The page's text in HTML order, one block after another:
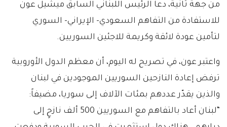
من جهة ثانية، دعا الرئيس اللبناني السابق ميشيل عون
للاستفادة من التفاهم السعودي- الإيراني- السوري
لتأمين عودة لائقة وكريمة للاجئين السوريين.
واعتبر عون، في تصريح له اليوم، أن معظم الدول الأوروبية
ترفض إعادة النازحين السوريين الموجودين في لبنان
والذين يقدّر عددهم بمئات الآلاف إلى سوريا، مضيفاً:
“لبنان أعاد بالتفاهم مع السوريين 500 ألف نازحٍ إلى